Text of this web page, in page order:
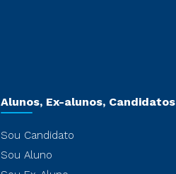
Alunos, Ex-alunos, Candidatos
Sou Candidato
Sou Aluno